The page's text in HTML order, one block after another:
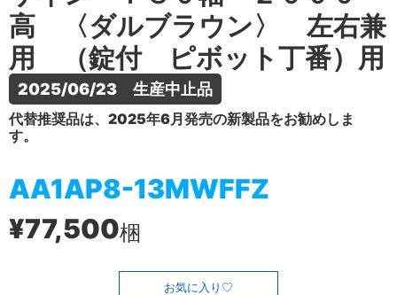
高 〈ダルブラウン〉 左右兼
用 （錠付 ピボット丁番）用
2025/06/23　生産中止品
代替推奨品は、2025年6月発売の新製品をお勧めしま
す。
AA1AP8-13MWFFZ
¥77,500梱
お気に入り